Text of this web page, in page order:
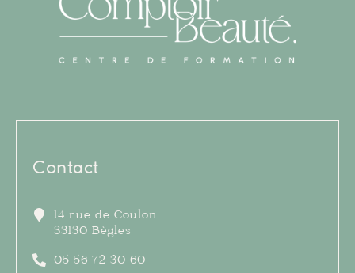
Contact
14 rue de Coulon
33130 Bègles
05 56 72 30 60